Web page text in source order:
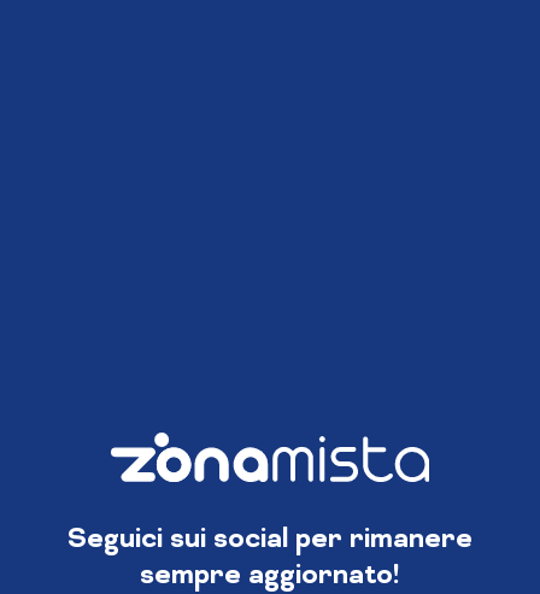
Seguici sui social per rimanere
sempre aggiornato!